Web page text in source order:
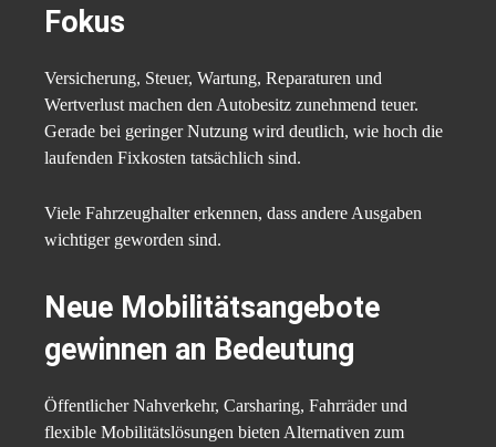
Fokus
Versicherung, Steuer, Wartung, Reparaturen und
Wertverlust machen den Autobesitz zunehmend teuer.
Gerade bei geringer Nutzung wird deutlich, wie hoch die
laufenden Fixkosten tatsächlich sind.
Viele Fahrzeughalter erkennen, dass andere Ausgaben
wichtiger geworden sind.
Neue Mobilitätsangebote
gewinnen an Bedeutung
Öffentlicher Nahverkehr, Carsharing, Fahrräder und
flexible Mobilitätslösungen bieten Alternativen zum